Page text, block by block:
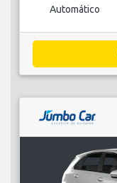
Automático